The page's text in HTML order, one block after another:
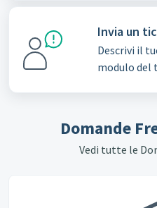
Invia un
Descrivi il
modulo del
Domande
Vedi tutte le